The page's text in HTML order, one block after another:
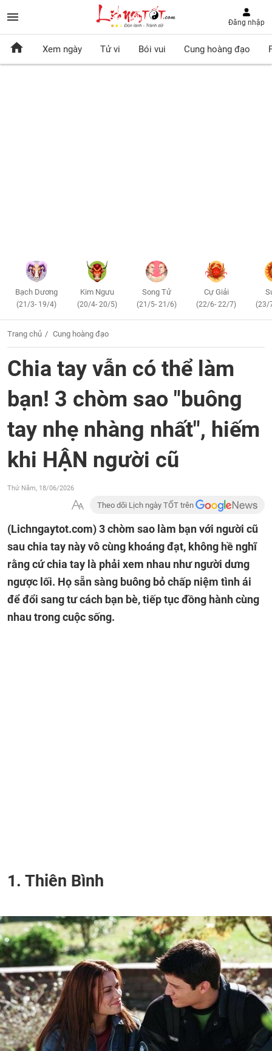
Đăng nhập
Xem ngày Tử vi Bói vui Cung hoàng đạo
Bạch Dương
(21/3- 19/4)
Kim Ngưu
(20/4- 20/5)
Song Tử
(21/5- 21/6)
Cự Giải
(22/6- 22/7) (23/
Trang chủ Cung hoàng đạo
Chia tay vẫn có thể làm
bạn! 3 chòm sao "buông
tay nhẹ nhàng nhất", hiếm
khi HẬN người cũ
Thứ Năm, 18/06/2026
Theo dõi Lịch ngày TỐT trên
(Lichngaytot.com)3 chòm sao làm bạn với người cũ
sau chia tay này vô cùng khoáng đạt, không hề nghĩ
rằng cứ chia tay là phải xem nhau như người dưng
ngược lối. Họ sẵn sàng buông bỏ chấp niệm tình ái
để đổi sang tư cách bạn bè, tiếp tục đồng hành cùng
nhau trong cuộc sống.
1. Thiên Bình